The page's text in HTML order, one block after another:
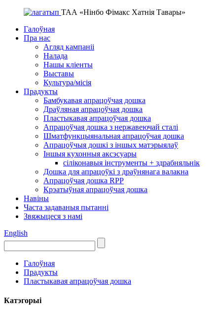
ТАА «Нінбо Фімакс Хатнія Тавары»
Галоўная
Пра нас
Агляд кампаніі
Налада
Нашы кліенты
Выставы
Культура/місія
Прадукты
Бамбукавая апрацоўчая дошка
Драўляная апрацоўчая дошка
Пластыкавая апрацоўчая дошка
Апрацоўчая дошка з нержавеючай сталі
Шматфункцыянальная апрацоўчая дошка
Апрацоўчыя дошкі з іншых матэрыялаў
Іншыя кухонныя аксэсуары
сіліконавыя інструменты + здрабняльнік
Дошка для апрацоўкі з драўнянага валакна
Апрацоўчая дошка RPP
Крэатыўная апрацоўчая дошка
Навіны
Часта задаваныя пытанні
Звяжыцеся з намі
English
Галоўная
Прадукты
Пластыкавая апрацоўчая дошка
Катэгорыі